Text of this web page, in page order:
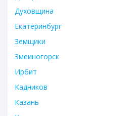
Духовщина
Екатеринбург
Земщики
Змеиногорск
Ирбит
Кадников
Казань